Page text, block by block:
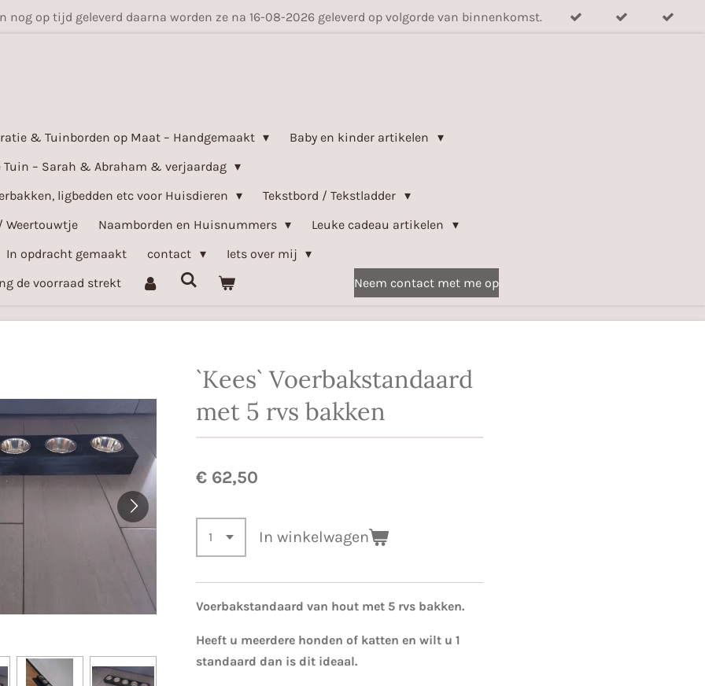
op tijd geleverd daarna worden ze na 16-08-2026 geleverd op volgorde van binnenkomst.
& Tuinborden op Maat – Handgemaakt
Baby en kinder artikelen
Tuin – Sarah & Abraham & verjaardag
ligbedden etc voor Huisdieren
Tekstbord / Tekstladder
Weertouwtje
Naamborden en Huisnummers
Leuke cadeau artikelen
In opdracht gemaakt
contact
Iets over mij
de voorraad strekt
Neem contact met me op
`Kees` Voerbakstandaard
met 5 rvs bakken
€ 62,50
In winkelwagen
Voerbakstandaard van hout met 5 rvs bakken.
Heeft u meerdere honden of katten en wilt u 1
standaard dan is dit ideaal.